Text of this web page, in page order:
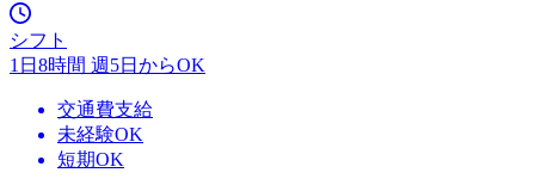
シフト
1日8時間 週5日からOK
交通費支給
未経験OK
短期OK